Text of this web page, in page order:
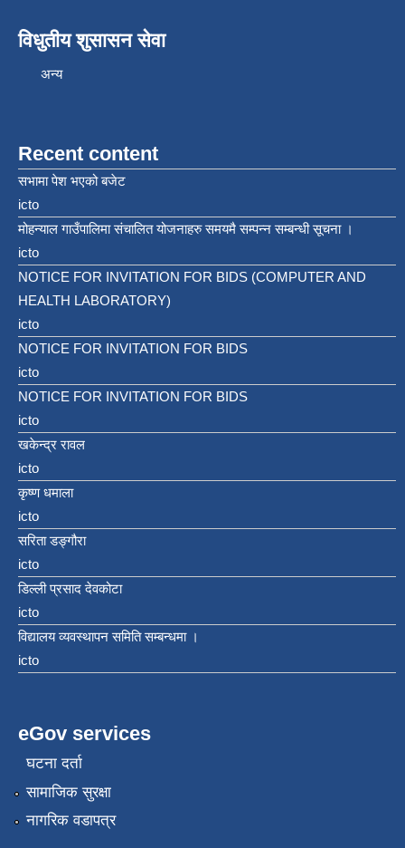
विधुतीय शुसासन सेवा
अन्य
Recent content
सभामा पेश भएको बजेट
icto
मोहन्याल गाउँपालिमा संचालित योजनाहरु समयमै सम्पन्न सम्बन्धी सूचना ।
icto
NOTICE FOR INVITATION FOR BIDS (COMPUTER AND
HEALTH LABORATORY)
icto
NOTICE FOR INVITATION FOR BIDS
icto
NOTICE FOR INVITATION FOR BIDS
icto
खकेन्द्र रावल
icto
कृष्ण धमाला
icto
सरिता डङ्गौरा
icto
डिल्ली प्रसाद देवकोटा
icto
विद्यालय व्यवस्थापन समिति सम्बन्धमा ।
icto
eGov services
घटना दर्ता
सामाजिक सुरक्षा
नागरिक वडापत्र